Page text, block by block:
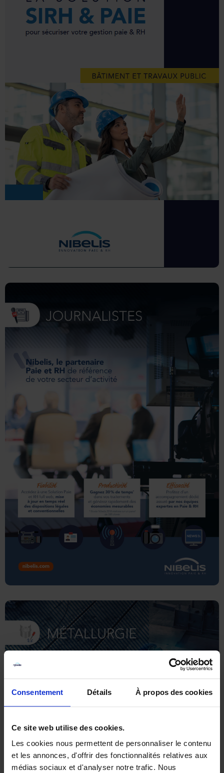
Consentement Détails À propos des cookies
Ce site web utilise des cookies.
Les cookies nous permettent de personnaliser le contenu
et les annonces, d'offrir des fonctionnalités relatives aux
médias sociaux et d'analyser notre trafic. Nous